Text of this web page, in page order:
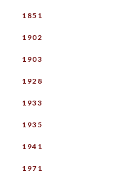
1851
1902
1903
1928
1933
1935
1941
1971